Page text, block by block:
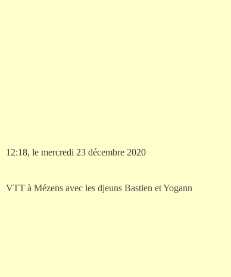
12:18, le mercredi 23 décembre 2020
VTT à Mézens avec les djeuns Bastien et Yogann